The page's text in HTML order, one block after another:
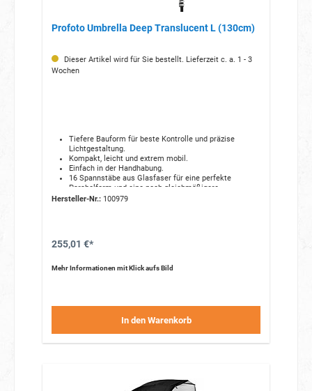
Profoto Umbrella Deep Translucent L (130cm)
Dieser Artikel wird für Sie bestellt. Lieferzeit c. a. 1 - 3
Wochen
Tiefere Bauform für beste Kontrolle und präzise
Lichtgestaltung.
Kompakt, leicht und extrem mobil.
Einfach in der Handhabung.
16 Spannstäbe aus Glasfaser für eine perfekte
Parabolform und eine noch gleichmäßigere
Lichtstreuung.
Mit einem optionalen Backpanel verwandeln Sie Ihren
Geliefert wird er in einer gelabelten Tasche, die den
Hersteller-Nr.:100979
255,01 €*
Mehr Informationen mit Klick aufs Bild
In den Warenkorb